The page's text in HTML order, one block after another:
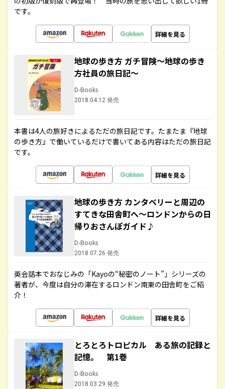
です。
詳細を見る
地球の歩き方 ガチ冒険～地球の歩き
方社員の旅日記～
D-Books
2018.04.12 発売
本書は4人の旅好きによるただの旅日記です。たまたま『地球
の歩き方』で働いているだけで書いてある内容はただの旅日記
です。
詳細を見る
地球の歩き方 カンタベリーと周辺の
すてきな田舎町へ～ロンドンからの日
帰りおさんぽガイド♪
D-Books
2018.07.26 発売
英会話本でおなじみの「Kayoの“秘密のノート”」シリーズの
著者が、今度は自分の滞在するロンドン南東の田舎町をご紹
介！
詳細を見る
とろとろトロピカル ある旅の記録と
記憶。 第1巻
D-Books
2018.03.29 発売